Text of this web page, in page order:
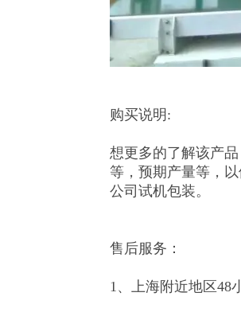
购买说明:
想更多的了解该产
等，预期产量等，
公司试机包装。
售后服务：
1、上海附近地区48